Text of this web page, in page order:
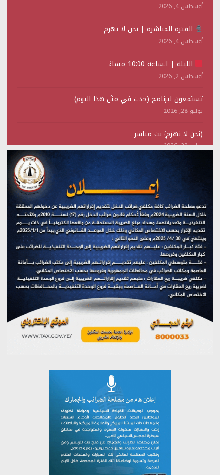
أغسطس 4, 2026
الفترة المباشرة | نحن لا نهزم
أغسطس 4, 2026
الليلة | الساعة 10:00 مساءً
أغسطس 2, 2026
تستمعون لبرنامج (حدث في مثل هذا اليوم)
يوليو 28, 2026
(نحن لا نهزم) بث مباشر
يوليو 28, 2026
تستمعون لبرنامج (هندسة الوهم)
مؤتمر صحفي لمركز عين الإنسانية حول جرائم تحالف العدوان
على اليمن
يوليو 27, 2026
تستمعون لبرنامج (مع السيد القائد)
يوليو 26, 2026
تستمعون لبرنامج (خبر وعلم)
يوليو 26, 2026